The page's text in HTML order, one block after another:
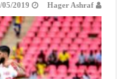
Hager Ashraf
05/2019